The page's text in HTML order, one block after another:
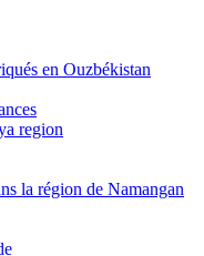
en Ouzbékistan
region
la région de Namangan